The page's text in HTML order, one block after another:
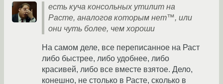
есть куча консольных утилит на
Расте, аналогов которым нет™, или
они чуть более, чем хороши
На самом деле, все переписанное на Раст
либо быстрее, либо удобнее, либо
красивей, либо все вместе взятое. Дело,
конешно, не столько в Расте, сколько в